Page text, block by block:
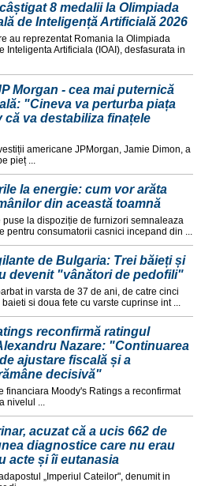
8 medalii la Olimpiada
de Inteligență Artificială 2026
au reprezentat Romania la Olimpiada
Inteligenta Artificiala (IOAI), desfasurata in
Morgan - cea mai puternică
"Cineva va perturba piața
că va destabiliza finațele
americane JPMorgan, Jamie Dimon, a
pieț ...
la energie: cum vor arăta
din această toamnă
puse la dispoziție de furnizori semnaleaza
pentru consumatorii casnici incepand din ...
de Bulgaria: Trei băieți și
devenit "vânători de pedofili"
in varsta de 37 de ani, de catre cinci
si doua fete cu varste cuprinse int ...
reconfirmă ratingul
Nazare: "Continuarea
ajustare fiscală și a
decisivă"
financiara Moody's Ratings a reconfirmat
nivelul ...
acuzat că a ucis 662 de
diagnostice care nu erau
acte și îi eutanasia
„Imperiul Cateilor", denumit in